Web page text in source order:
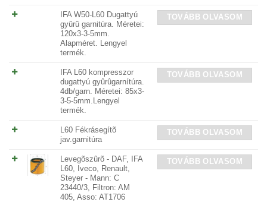
IFA W50-L60 Dugattyú
gyûrû garnitúra. Méretei:
120x3-3-5mm.
Alapméret. Lengyel
termék.
TOVÁBB OLVASOM
IFA L60 kompresszor
dugattyú gyûrûgarnítúra.
4db/garn. Méretei: 85x3-
3-5-5mm.Lengyel
termék.
TOVÁBB OLVASOM
L60 Fékrásegítõ
jav.garnitúra
TOVÁBB OLVASOM
Levegõszûrõ - DAF, IFA
L60, Iveco, Renault,
Steyer - Mann: C
23440/3, Filtron: AM
405, Asso: AT1706
TOVÁBB OLVASOM